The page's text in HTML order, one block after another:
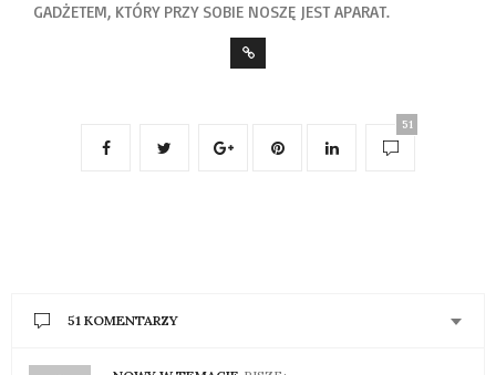
GADŻETEM, KTÓRY PRZY SOBIE NOSZĘ JEST APARAT.
51
51 KOMENTARZY